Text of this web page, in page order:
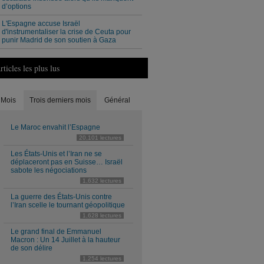
d’options
L'Espagne accuse Israël
d'instrumentaliser la crise de Ceuta pour
punir Madrid de son soutien à Gaza
les plus lus
Mois Trois derniers mois Général
Le Maroc envahit l’Espagne
20,101 lectures
Les États-Unis et l’Iran ne se
déplaceront pas en Suisse… Israël
sabote les négociations
1,632 lectures
La guerre des États-Unis contre
l’Iran scelle le tournant géopolitique
1,628 lectures
Le grand final de Emmanuel
Macron : Un 14 Juillet à la hauteur
de son délire
1,254 lectures